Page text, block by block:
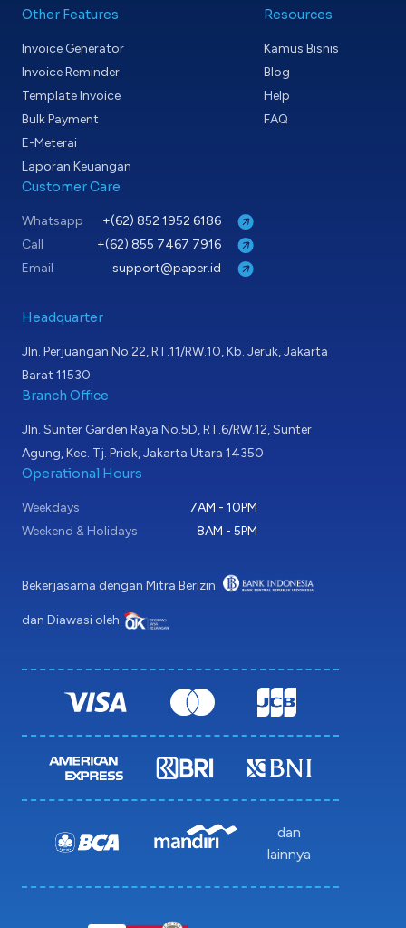
Other Features
Invoice Generator
Invoice Reminder
Template Invoice
Bulk Payment
E-Meterai
Laporan Keuangan
Resources
Kamus Bisnis
Blog
Help
FAQ
Customer Care
Whatsapp
+(62) 852 1952 6186
Call
+(62) 855 7467 7916
Email
support@paper.id
Headquarter
Jln. Perjuangan No.22, RT.11/RW.10, Kb. Jeruk, Jakarta
Barat 11530
Branch Office
Jln. Sunter Garden Raya No.5D, RT.6/RW.12, Sunter
Agung, Kec. Tj. Priok, Jakarta Utara 14350
Operational Hours
Weekdays
7AM - 10PM
Weekend & Holidays
8AM - 5PM
Bekerjasama dengan Mitra Berizin
dan Diawasi oleh
dan
lainnya